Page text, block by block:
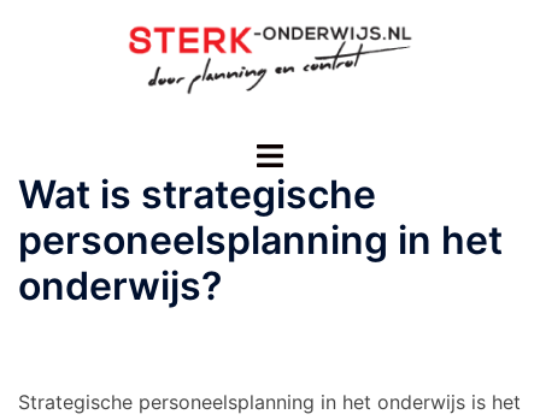
Toggle
menu
Wat is strategische
personeelsplanning in het
onderwijs?
Strategische personeelsplanning in het onderwijs is het